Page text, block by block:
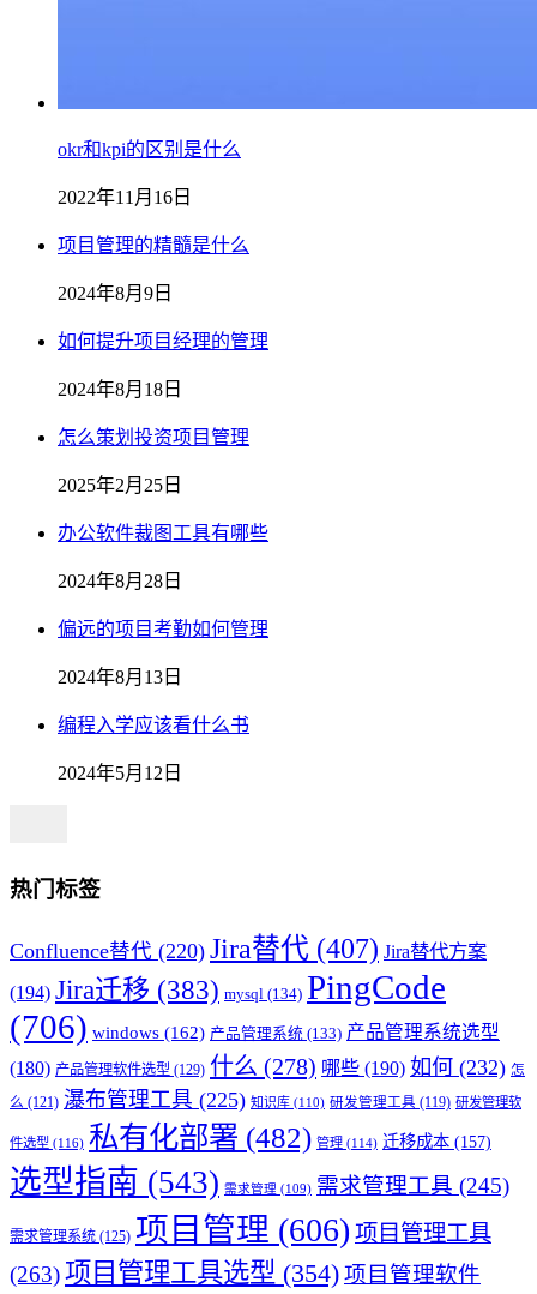
okr和kpi的区别是什么
2022年11月16日
项目管理的精髓是什么
2024年8月9日
如何提升项目经理的管理
2024年8月18日
怎么策划投资项目管理
2025年2月25日
办公软件裁图工具有哪些
2024年8月28日
偏远的项目考勤如何管理
2024年8月13日
编程入学应该看什么书
2024年5月12日
热门标签
Confluence替代 (220) Jira替代 (407) Jira替代方案
(194) Jira迁移 (383) mysql (134) PingCode
(706) windows (162) 产品管理系统 (133) 产品管理系统选型
(180) 产品管理软件选型 (129) 什么 (278) 哪些 (190) 如何 (232) 怎
么 (121) 瀑布管理工具 (225) 知识库 (110) 研发管理工具 (119) 研发管理软
件选型 (116) 私有化部署 (482) 管理 (114) 迁移成本 (157)
选型指南 (543) 需求管理 (109) 需求管理工具 (245)
需求管理系统 (125) 项目管理 (606) 项目管理工具
(263)项目管理工具选型 (354) 项目管理软件